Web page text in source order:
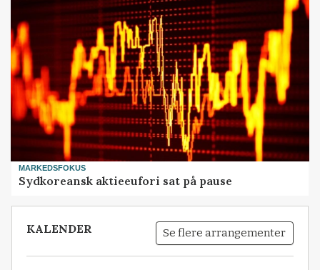
MARKEDSFOKUS
Sydkoreansk aktieeufori sat på pause
KALENDER Se flere arrangementer